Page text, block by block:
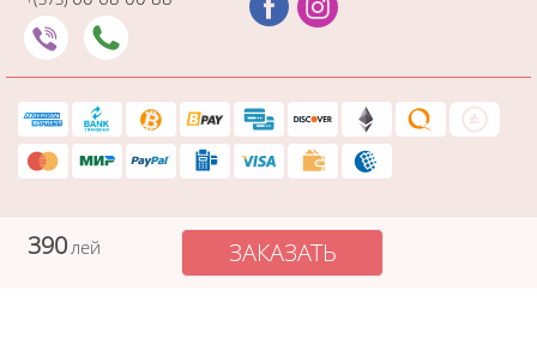
390лей ЗАКАЗАТЬ